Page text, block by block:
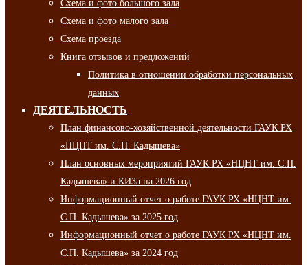
Схема и фото большого зала
Схема и фото малого зала
Схема проезда
Книга отзывов и предложений
Политика в отношении обработки персональных
данных
ДЕЯТЕЛЬНОСТЬ
План финансово-хозяйственной деятельности ГАУК РХ
«НЦНТ им. С.П. Кадышева»
План основных мероприятий ГАУК РХ «НЦНТ им. С.П.
Кадышева» и КИЗа на 2026 год
Информационный отчет о работе ГАУК РХ «НЦНТ им.
С.П. Кадышева» за 2025 год
Информационный отчет о работе ГАУК РХ «НЦНТ им.
С.П. Кадышева» за 2024 год